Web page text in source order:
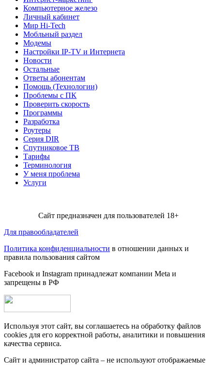
Компьютерное железо
Личный кабинет
Мир Hi-Tech
Мобльный раздел
Модемы
Настройки IP-TV и Интернета
Новости
Остальные
Ответы абонентам
Помощь (Технологии)
Проблемы с ПК
Проверить скорость
Программы
Разработка
Роутеры
Серия DIR
Спутниковое ТВ
Тарифы
Терминология
У меня проблема
Услуги
Сайт предназначен для пользователей 18+
Для правообладателей
Политика конфиденциальности в отношении данных и
правила пользования сайтом
Facebook и Instagram принадлежат компании Metа и
запрещены в РФ
Используя этот сайт, вы соглашаетесь на обработку файлов
cookies для его корректной работы, аналитики и повышения
качества сервиса.
Сайт и администратор сайта – не используют отображаемые